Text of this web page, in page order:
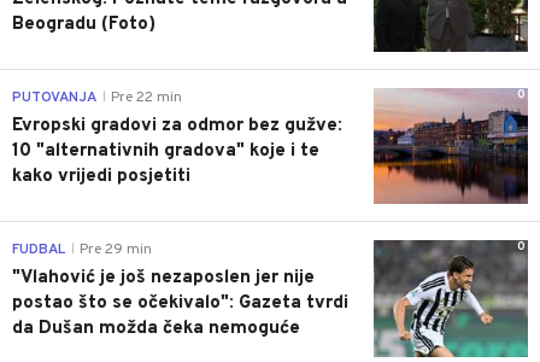
Beogradu (Foto)
0
PUTOVANJA Pre 22 min
Evropski gradovi za odmor bez gužve:
10 "alternativnih gradova" koje i te
kako vrijedi posjetiti
0
FUDBAL Pre 29 min
"Vlahović je još nezaposlen jer nije
postao što se očekivalo": Gazeta tvrdi
da Dušan možda čeka nemoguće